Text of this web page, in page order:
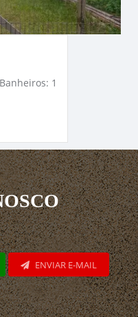
Banheiros: 1
ENVIAR E-MAIL